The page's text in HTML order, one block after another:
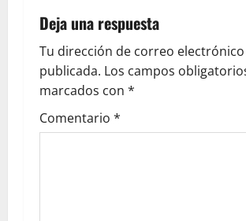
Deja una respuesta
Tu dirección de correo
publicada. Los campos
marcados con *
Comentario *